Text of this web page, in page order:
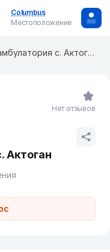
Columbus
Местоположение
Врачебная амбулатория с. Актоган
Актоган
Нет отзывов